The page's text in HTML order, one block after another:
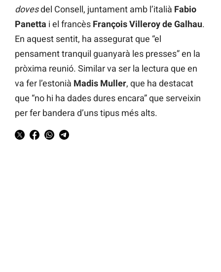
dovesdel Consell, juntament amb l’italià Fabio
Panetta i el francès François Villeroy de Galhau.
En aquest sentit, ha assegurat que “el
pensament tranquil guanyarà les presses” en la
pròxima reunió. Similar va ser la lectura que en
va fer l’estonià Madis Muller, que ha destacat
que “no hi ha dades dures encara” que serveixin
per fer bandera d’uns tipus més alts.